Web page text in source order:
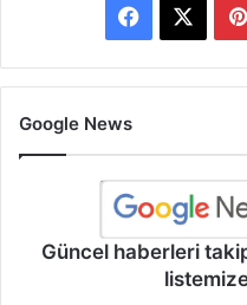
Facebook
Google News
Güncel haberleri